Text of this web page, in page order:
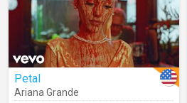
Petal
Ariana Grande